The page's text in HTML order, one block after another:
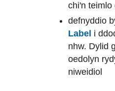
chi'n teimlo
defnyddio
Label i
nhw. Dylid
oedolyn
niweidiol